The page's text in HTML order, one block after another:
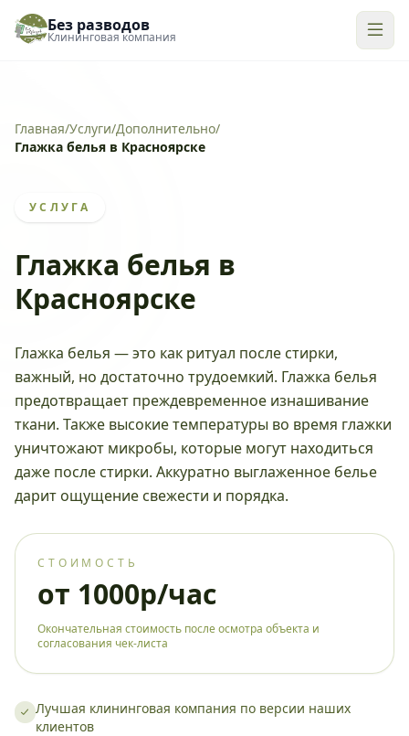
Без разводов
Клининговая компания
Главная/Услуги/Дополнительно/
Глажка белья в Красноярске
УСЛУГА
Глажка белья в
Красноярске
Глажка белья — это как ритуал после стирки,
важный, но достаточно трудоемкий. Глажка белья
предотвращает преждевременное изнашивание
ткани. Также высокие температуры во время глажки
уничтожают микробы, которые могут находиться
даже после стирки. Аккуратно выглаженное белье
дарит ощущение свежести и порядка.
СТОИМОСТЬ
от 1000р/час
Окончательная стоимость после осмотра объекта и
согласования чек-листа
Лучшая клининговая компания по версии наших
клиентов